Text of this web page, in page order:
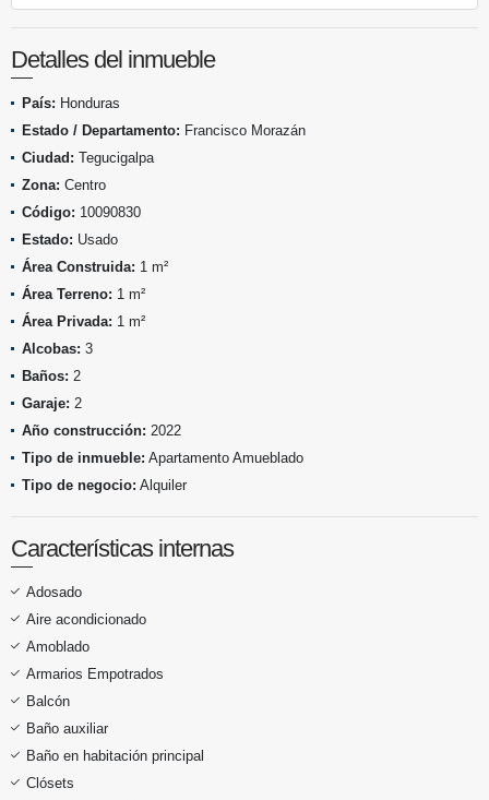
Detalles del inmueble
País: Honduras
Estado / Departamento: Francisco Morazán
Ciudad: Tegucigalpa
Zona: Centro
Código: 10090830
Estado: Usado
Área Construida: 1 m²
Área Terreno: 1 m²
Área Privada: 1 m²
Alcobas: 3
Baños: 2
Garaje: 2
Año construcción: 2022
Tipo de inmueble: Apartamento Amueblado
Tipo de negocio: Alquiler
Características internas
Adosado
Aire acondicionado
Amoblado
Armarios Empotrados
Balcón
Baño auxiliar
Baño en habitación principal
Clósets